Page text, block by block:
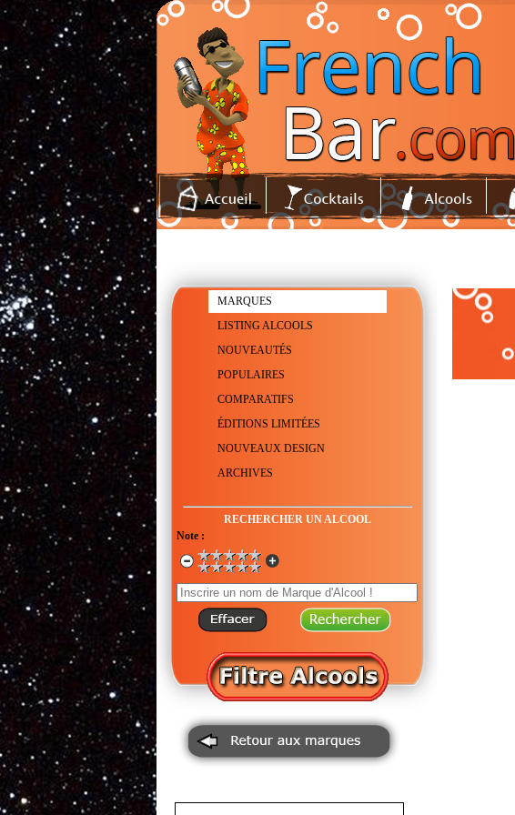
MARQUES
LISTING ALCOOLS
NOUVEAUTÉS
POPULAIRES
COMPARATIFS
ÉDITIONS LIMITÉES
NOUVEAUX DESIGN
ARCHIVES
RECHERCHER UN ALCOOL
Note :